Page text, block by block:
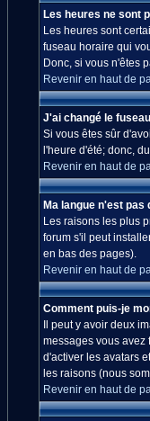
Les heures ne sont
Les heures sont
fuseau horaire qui
Donc, si vous n'êtes
Revenir en haut de
J'ai changé le
Si vous êtes sûr
l'heure d'été; donc,
Revenir en haut de
Ma langue n'est pas
Les raisons les plus
forum s'il peut
en bas des pages).
Revenir en haut de
Comment puis-je
Il peut y avoir deux
messages vous avez
d'activer les avatars
les raisons (nous
Revenir en haut de